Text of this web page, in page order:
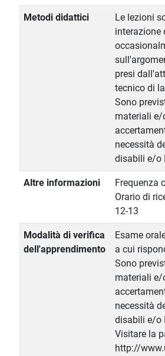
Metodi didattici
Le lezioni
interazione
presi
tecnico di
Sono
materiali e/
necessità
disabili e/o
Altre informazioni
Frequenza
Orario di
12-13
Modalità di verifica
dell'apprendimento
Esame
a cui
Sono
materiali e/
necessità
disabili e/o
Visitare la
http://